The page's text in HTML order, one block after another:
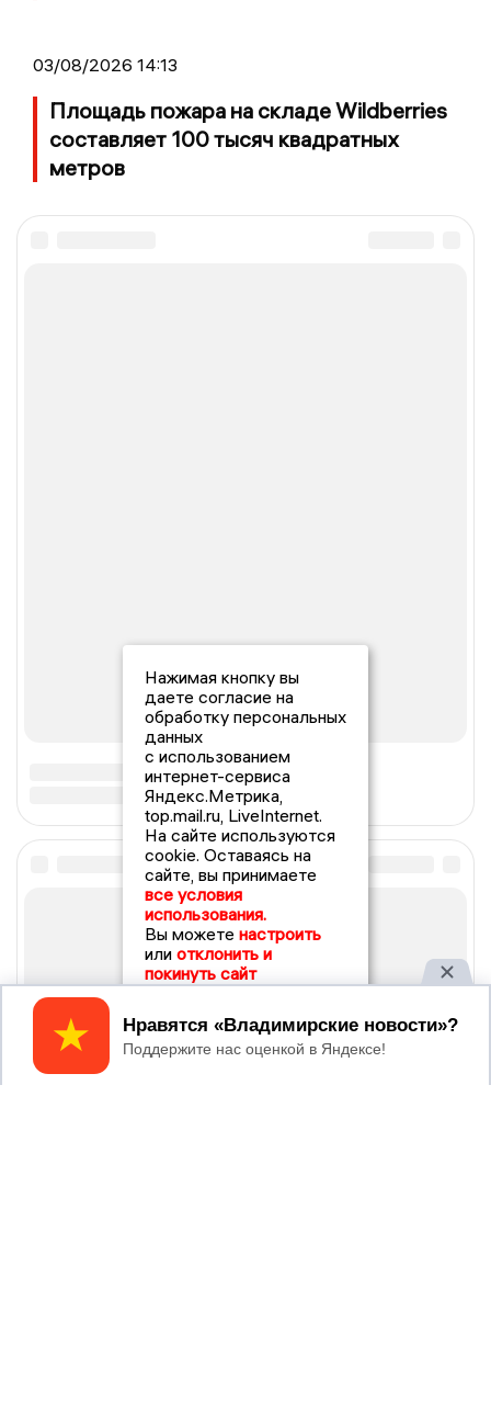
03/08/2026 14:13
Площадь пожара на складе Wildberries
составляет 100 тысяч квадратных
метров
Нажимая кнопку вы
даете согласие на
обработку персональных
данных
с использованием
интернет-сервиса
Яндекс.Метрика,
top.mail.ru, LiveInternet.
На сайте используются
cookie. Оставаясь на
сайте, вы принимаете
все условия
использования.
Вы можете настроить
или отклонить и
покинуть сайт
Принять